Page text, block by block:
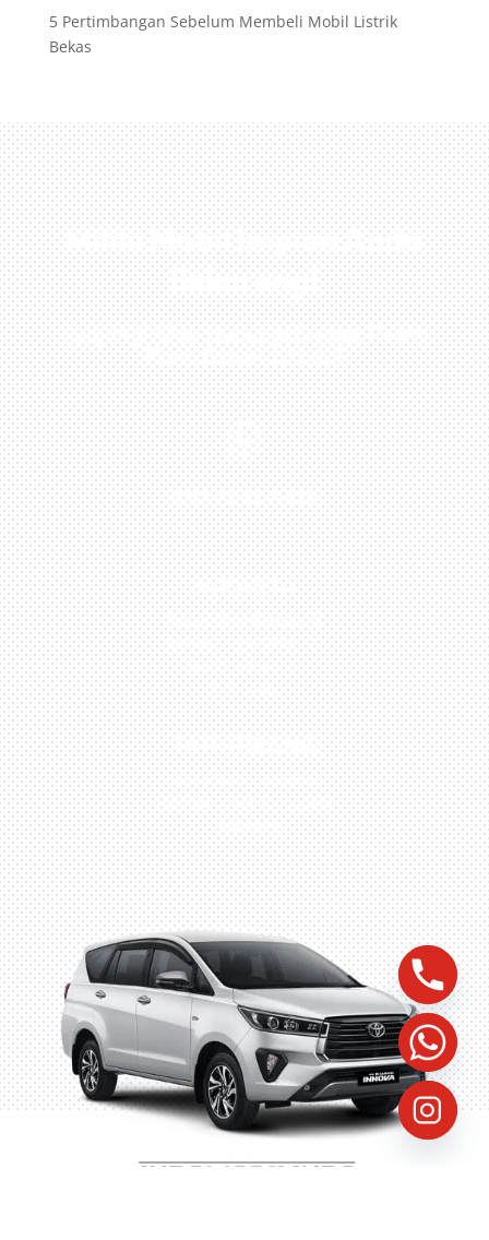
5 Pertimbangan Sebelum Membeli Mobil Listrik
Bekas
Miliki Mobil Impian Anda
Sekarang!
Kunjungi Atau Hubungi Dealer Resmi
Kami Di Kota Anda!

0813-1054-7548
JAKARTA
Perumahan Boulevard
Taman Surya 3 Blok h2,
No.27, Jakarta –
Indonesia
TANGERANG
Husein Sastra Negara,
No.8 Jurumudi Tangerang
– Indonesia